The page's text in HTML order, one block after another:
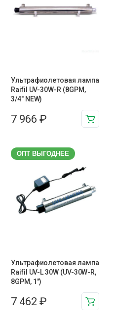
Ультрафиолетовая лампа
Raifil UV-30W-R (8GPM,
3/4″ NEW)
7 966 ₽
ОПТ ВЫГОДНЕЕ
Ультрафиолетовая лампа
Raifil UV-L 30W (UV-30W-R,
8GPM, 1″)
7 462 ₽